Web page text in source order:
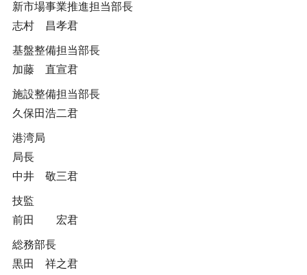
新市場事業推進担当部長
志村 昌孝君
基盤整備担当部長
加藤 直宣君
施設整備担当部長
久保田浩二君
港湾局
局長
中井 敬三君
技監
前田 宏君
総務部長
黒田 祥之君